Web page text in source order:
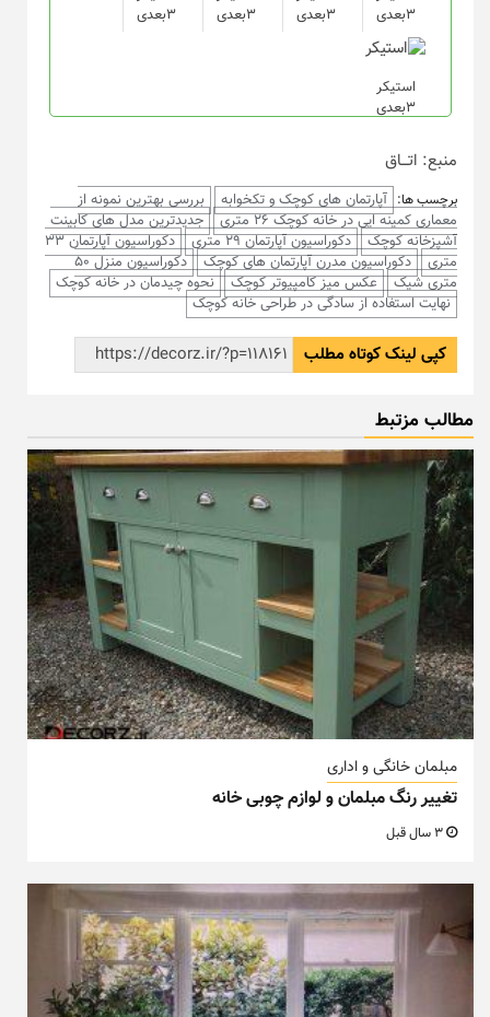
۳بعدی
۳بعدی
۳بعدی
۳بعدی
استیکر
۳بعدی
منبع: اتـــاق
برچسب ها: آپارتمان های کوچک و تکخوابه
بررسی بهترین نمونه از
معماری کمینه ایی در خانه کوچک 26 متری
جدیدترین مدل های کابینت
آشپزخانه کوچک
دکوراسیون آپارتمان 29 متری
دکوراسیون آپارتمان 33
متری
دکوراسیون مدرن آپارتمان های کوچک
دکوراسیون منزل 50
متری شیک
عکس میز کامپیوتر کوچک
نحوه چیدمان در خانه کوچک
نهایت استفاده از سادگی در طراحی خانه کوچک
کپی لینک کوتاه مطلب
مطالب مزتبط
مبلمان خانگی و اداری
تغییر رنگ مبلمان و لوازم چوبی خانه